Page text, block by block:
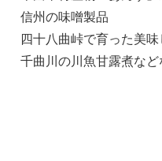
信州の味噌製品
四十八曲峠で育った美
千曲川の川魚甘露煮など